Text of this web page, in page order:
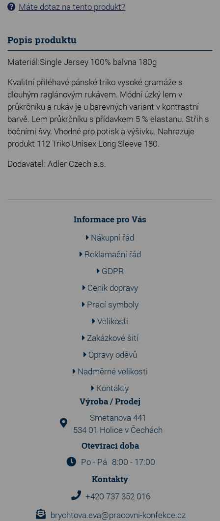
Máte dotaz na tento produkt?
Popis produktu
Materiál:Single Jersey 100% balvna 180g
Kvalitní přiléhavé pánské triko vysoké gramáže s
dlouhým raglánovým rukávem. Módní úzký lem v
průkrčníku a rukáv je u barevných variant v kontrastní
barvě. Lem průkrčníku s přídavkem 5 % elastanu. Střih s
bočními švy. Vhodné pro potisk a výšivku. Nahrazuje
produkt 112 Triko Unisex Long Sleeve 180.
Dodavatel: Adler Czech a.s.
Informace pro Vás
Nákupní řád
Reklamační řád
GDPR
Ceník dopravy
Prací symboly
Velikosti
Zakázkové šití
Opravy oděvů
Nadměrné velikosti
Kontakty
Výroba / Prodej
Smetanova 441
534 01 Holice v Čechách
Otevírací doba
Po - Pá 8:00 - 17:00
Kontakty
+420 737 352 016
brychtova.eva@pracovni-konfekce.cz